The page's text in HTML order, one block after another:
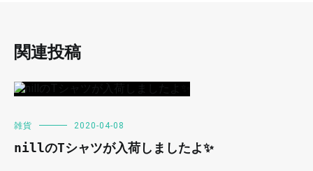
関連投稿
雑貨 2020-04-08
nillのTシャツが入荷しましたよ✨